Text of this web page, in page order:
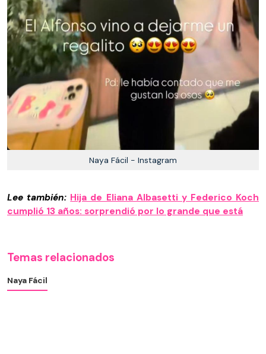
Naya Fácil - Instagram
Lee también: Hija de Eliana Albasetti y Federico Koch
cumplió 13 años: sorprendió por lo grande que está
Temas relacionados
Naya Fácil